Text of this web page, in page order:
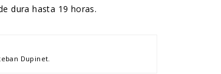
dura hasta 19 horas.
Dupinet.